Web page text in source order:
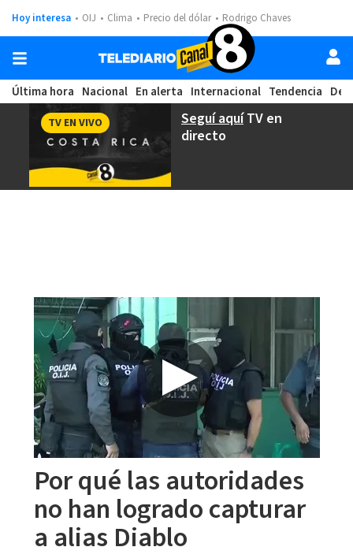
Hoy interesa OIJ Clima Precio del dólar Rodrigo Chaves
Última hora Nacional En alerta Internacional Tendencia
Seguí aquíTV en
directo
TV EN VIVO
Por qué las autoridades
no han logrado capturar
a alias Diablo